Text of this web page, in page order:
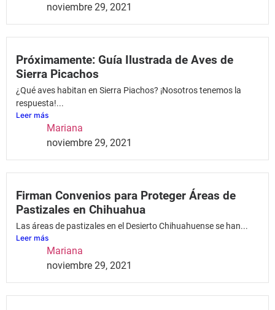
noviembre 29, 2021
Próximamente: Guía Ilustrada de Aves de
Sierra Picachos
¿Qué aves habitan en Sierra Piachos? ¡Nosotros tenemos la
respuesta!...
Leer más
Mariana
noviembre 29, 2021
Firman Convenios para Proteger Áreas de
Pastizales en Chihuahua
Las áreas de pastizales en el Desierto Chihuahuense se han...
Leer más
Mariana
noviembre 29, 2021